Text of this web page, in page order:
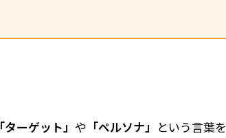
「ターゲット」 や 「ペルソナ」 という言葉を